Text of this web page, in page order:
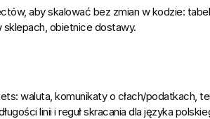
, aby skalować bez zmian w kodzie:
sklepach, obietnice dostawy.
: waluta, komunikaty o cłach/podatkach,
linii i reguł skracania dla języka